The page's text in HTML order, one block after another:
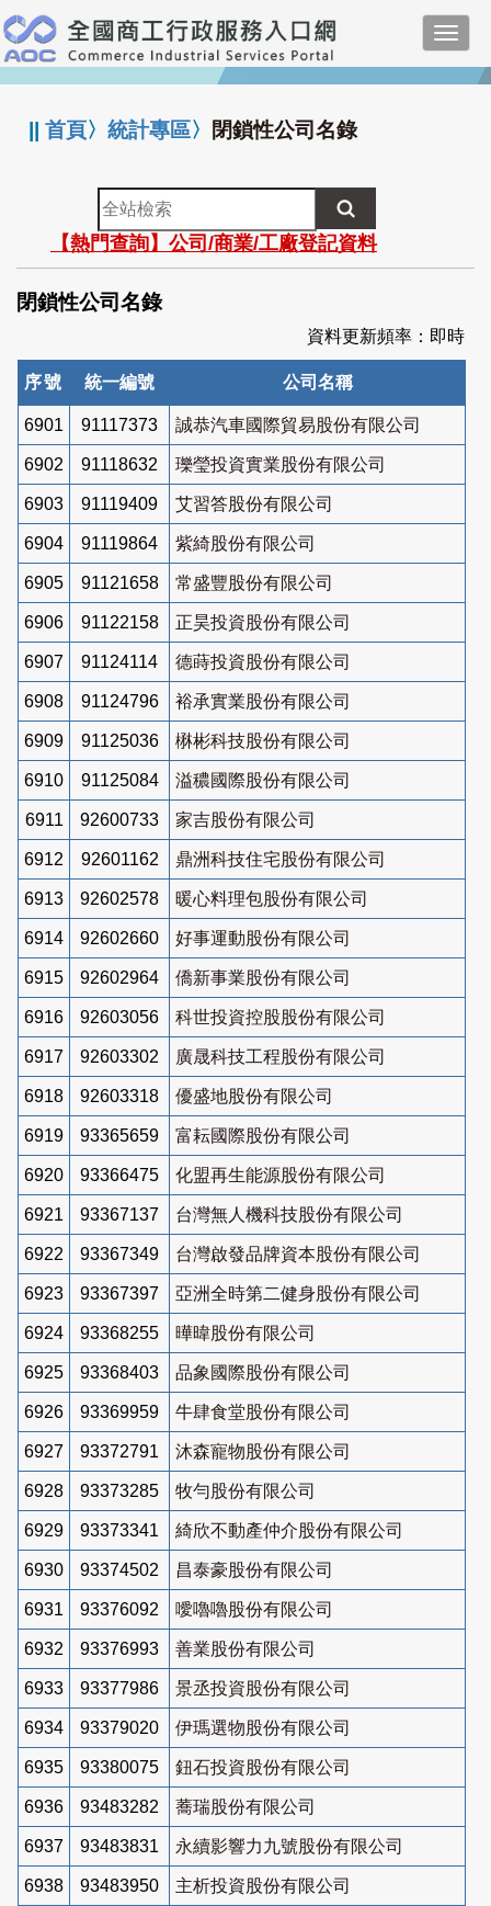
跳
到
主
要
:::
||首頁〉統計專區〉 閉鎖性公司名錄
全
站
檢
索
【熱門查詢】公司/商業/工廠登記資料
閉鎖性公司名錄
資料更新頻率：即時
序號 統一編號 公司名稱
6901 91117373 誠恭汽車國際貿易股份有限公司
6902 91118632 瓅瑩投資實業股份有限公司
6903 91119409 艾習答股份有限公司
6904 91119864 紫綺股份有限公司
6905 91121658 常盛豐股份有限公司
6906 91122158 正昊投資股份有限公司
6907 91124114 德蒔投資股份有限公司
6908 91124796 裕承實業股份有限公司
6909 91125036 楙彬科技股份有限公司
6910 91125084 溢穠國際股份有限公司
6911 92600733 家吉股份有限公司
6912 92601162 鼎洲科技住宅股份有限公司
6913 92602578 暖心料理包股份有限公司
6914 92602660 好事運動股份有限公司
6915 92602964 僑新事業股份有限公司
6916 92603056 科世投資控股股份有限公司
6917 92603302 廣晟科技工程股份有限公司
6918 92603318 優盛地股份有限公司
6919 93365659 富耘國際股份有限公司
6920 93366475 化盟再生能源股份有限公司
6921 93367137 台灣無人機科技股份有限公司
6922 93367349 台灣啟發品牌資本股份有限公司
6923 93367397 亞洲全時第二健身股份有限公司
6924 93368255 曄暐股份有限公司
6925 93368403 品象國際股份有限公司
6926 93369959 牛肆食堂股份有限公司
6927 93372791 沐森寵物股份有限公司
6928 93373285 牧勻股份有限公司
6929 93373341 綺欣不動產仲介股份有限公司
6930 93374502 昌泰豪股份有限公司
6931 93376092 噯嚕嚕股份有限公司
6932 93376993 善業股份有限公司
6933 93377986 景丞投資股份有限公司
6934 93379020 伊瑪選物股份有限公司
6935 93380075 鈕石投資股份有限公司
6936 93483282 蕎瑞股份有限公司
6937 93483831 永續影響力九號股份有限公司
6938 93483950 主析投資股份有限公司